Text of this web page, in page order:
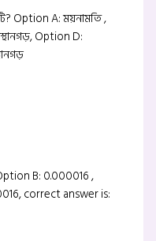
Option A: ময়নামতি ,
Option D:
B: 0.000016 ,
correct answer is: